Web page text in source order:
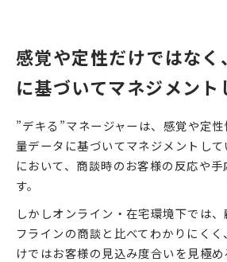
感覚や定性だけではなく
に基づいてマネジメント
”デキる”マネージャーは、感覚や定
量データに基づいてマネジメントし
において、商談時のお客様の反応や
す。
しかしオンライン・在宅環境下では
フラインの商談と比べてわかりにく
けではお客様の見込み度合いを見極